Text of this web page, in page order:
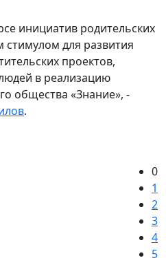
инициатив родительских
для развития
проектов,
в реализацию
общества «Знание», -
.
0
1
2
3
4
5